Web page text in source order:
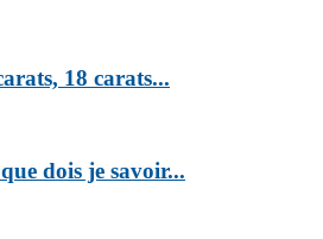
18 carats...
dois je savoir...